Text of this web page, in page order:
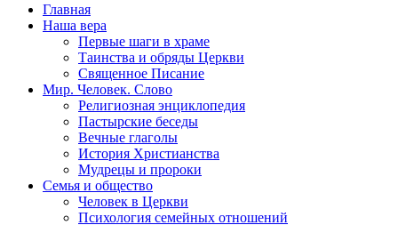
Главная
Наша вера
Первые шаги в храме
Таинства и обряды Церкви
Священное Писание
Мир. Человек. Слово
Религиозная энциклопедия
Пастырские беседы
Вечные глаголы
История Христианства
Мудрецы и пророки
Семья и общество
Человек в Церкви
Психология семейных отношений